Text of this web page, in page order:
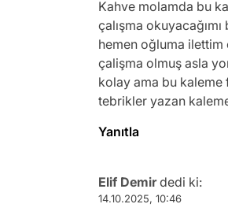
Kahve molamda bu
çalışma
hemen oğluma
çalişma olmuş asla
kolay ama bu kaleme
tebrikler yazan
Yanıtla
Elif Demir dedi ki:
14.10.2025, 10:46